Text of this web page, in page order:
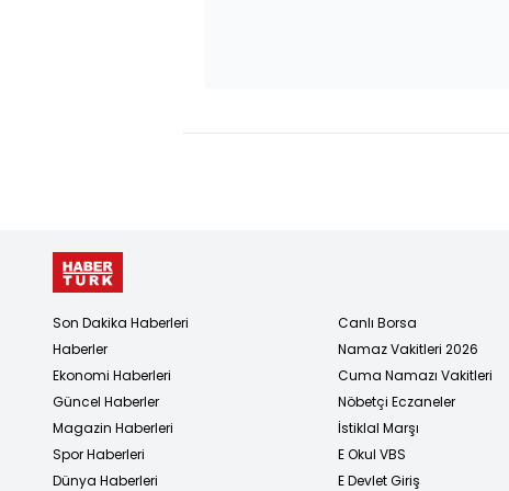
Son Dakika Haberleri
Haberler
Ekonomi Haberleri
Güncel Haberler
Magazin Haberleri
Spor Haberleri
Dünya Haberleri
Canlı Borsa
Namaz Vakitleri 2026
Cuma Namazı Vakitleri
Nöbetçi Eczaneler
İstiklal Marşı
E Okul VBS
E Devlet Giriş